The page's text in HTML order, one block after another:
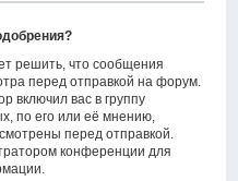
решить, что сообщения
перед отправкой на форум.
включил вас в группу
по его или её мнению,
перед отправкой.
конференции для